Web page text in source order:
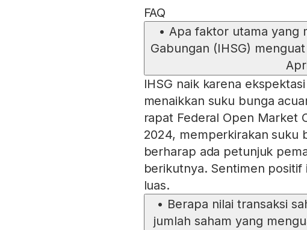
FAQ
• Apa faktor utama yang
Gabungan (IHSG)
IHSG naik karena
menaikkan suku bunga
rapat Federal Open Market
2024, memperkirakan suku
berharap ada petunjuk
berikutnya. Sentimen
luas.
• Berapa nilai transaksi
jumlah saham yang